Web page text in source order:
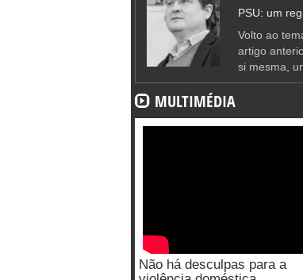
PSU: um
Volto ao
artigo
si mesma,
MULTIMÉDIA
Não há desculpas para a